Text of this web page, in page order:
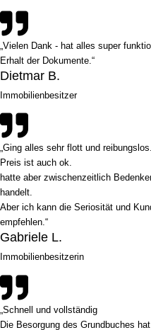
„Vielen Dank - hat alles super
Erhalt der Dokumente.“
Dietmar B.
Immobilienbesitzer
„Ging alles sehr flott und reibungslos.
Preis ist auch ok.
hatte aber zwischenzeitlich
handelt.
Aber ich kann die Seriosität und
empfehlen.“
Gabriele L.
Immobilienbesitzerin
„Schnell und vollständig
Die Besorgung des Grundbuches